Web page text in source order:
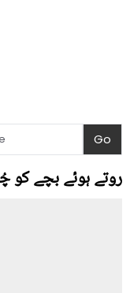
روتے ہوئے بچے کو